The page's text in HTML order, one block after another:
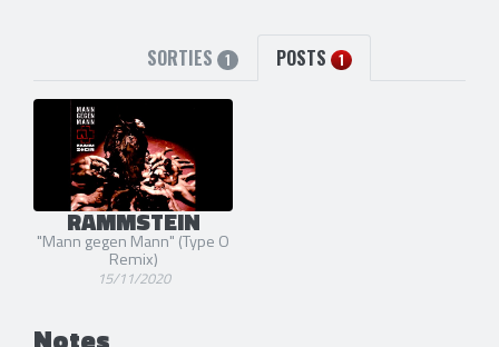
SORTIES 1 POSTS 1
RAMMSTEIN
"Mann gegen Mann" (Type O
Remix)
15/11/2020